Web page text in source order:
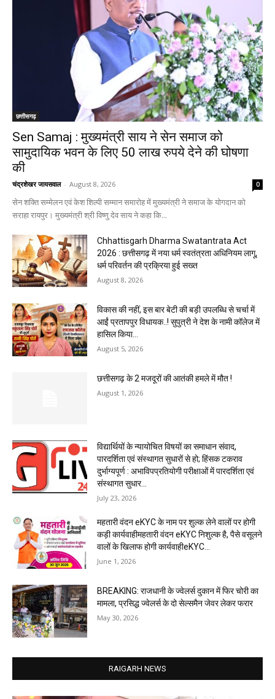
छत्तीसगढ़
Sen Samaj : मुख्यमंत्री साय ने सेन समाज को
सामुदायिक भवन के लिए 50 लाख रुपये देने की घोषणा
की
चंद्रशेखर जायसवाल - August 8, 2026 0
सेन शक्ति सम्मेलन एवं केश शिल्पी सम्मान समारोह में मुख्यमंत्री ने समाज के योगदान को
सराहा रायपुर। मुख्यमंत्री श्री विष्णु देव साय ने कहा कि...
Chhattisgarh Dharma Swatantrata Act
2026 : छत्तीसगढ़ में नया धर्म स्वतंत्रता अधिनियम लागू,
धर्म परिवर्तन की प्रक्रिया हुई सख्त
August 8, 2026
विकास की नहीं, इस बार बेटी की बड़ी उपलब्धि से चर्चा में
आईं प्रतापपुर विधायक..! सुपुत्री ने देश के नामी कॉलेज में
हासिल किया...
August 5, 2026
छत्तीसगढ़ के 2 मजदूरों की आतंकी हमले में मौत !
August 1, 2026
विद्यार्थियों के न्यायोचित विषयों का समाधान संवाद,
पारदर्शिता एवं संस्थागत सुधारों से हो; हिंसक टकराव
दुर्भाग्यपूर्ण : अभाविपप्रतियोगी परीक्षाओं में पारदर्शिता एवं
संस्थागत सुधार...
July 23, 2026
महतारी वंदन eKYC के नाम पर शुल्क लेने वालों पर होगी
कड़ी कार्यवाहीमहतारी वंदन eKYC निशुल्क है, पैसे वसूलने
वालों के खिलाफ होगी कार्यवाहीeKYC...
June 1, 2026
BREAKING: राजधानी के ज्वेलर्स दुकान में फिर चोरी का
मामला, प्रसिद्ध ज्वेलर्स के दो सेल्समैन जेवर लेकर फरार
May 30, 2026
RAIGARH NEWS